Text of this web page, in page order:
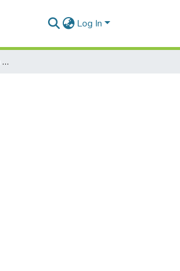
Log In
E - komercijas attīstība un tās perspektīva Latvijā